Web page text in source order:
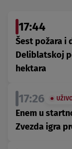
17:44
Šest požara i
Deliblatskoj
hektara
17:26
Enem u
Zvezda igra